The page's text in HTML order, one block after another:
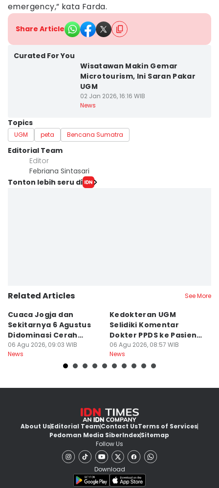
emergency,” kata Farda.
Share Article
Curated For You
Wisatawan Makin Gemar
Microtourism, Ini Saran Pakar
UGM
02 Jan 2026, 16:16 WIB
News
Topics
UGM peta Bencana Sumatra
Editorial Team
Editor
Febriana Sintasari
Tonton lebih seru di
Related Articles See More
Cuaca Jogja dan
Sekitarnya 6 Agustus
Didominasi Cerah
Berawan
06 Agu 2026, 09:03 WIB
News
Kedokteran UGM
Selidiki Komentar
Dokter PPDS ke Pasien
BPJS di Medsos
06 Agu 2026, 08:57 WIB
News
About UsEditorial TeamContact UsTerms of Services
Pedoman Media SiberIndexSitemap
Follow Us
Download